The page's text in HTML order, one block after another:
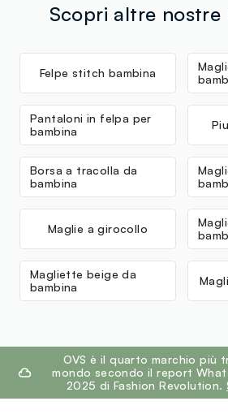
Scopri altre nostre
Felpe stitch bambina
Pantaloni in felpa per
bambina
Borsa a tracolla da
bambina
Maglie a girocollo
Magliette beige da
bambina
footer.ariatitleOVS è il quarto marchio più
mondo secondo il report What
2025 di Fashion Revolution.